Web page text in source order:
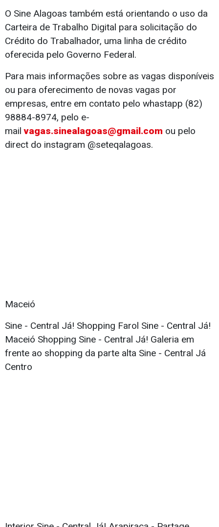
O Sine Alagoas também está orientando o uso da
Carteira de Trabalho Digital para solicitação do
Crédito do Trabalhador, uma linha de crédito
oferecida pelo Governo Federal.
Para mais informações sobre as vagas disponíveis
ou para oferecimento de novas vagas por
empresas, entre em contato pelo whastapp (82)
98884-8974, pelo e-
mailvagas.sinealagoas@gmail.com ou pelo
direct do instagram @seteqalagoas.
Maceió
Sine - Central Já! Shopping Farol Sine - Central Já!
Maceió Shopping Sine - Central Já! Galeria em
frente ao shopping da parte alta Sine - Central Já
Centro